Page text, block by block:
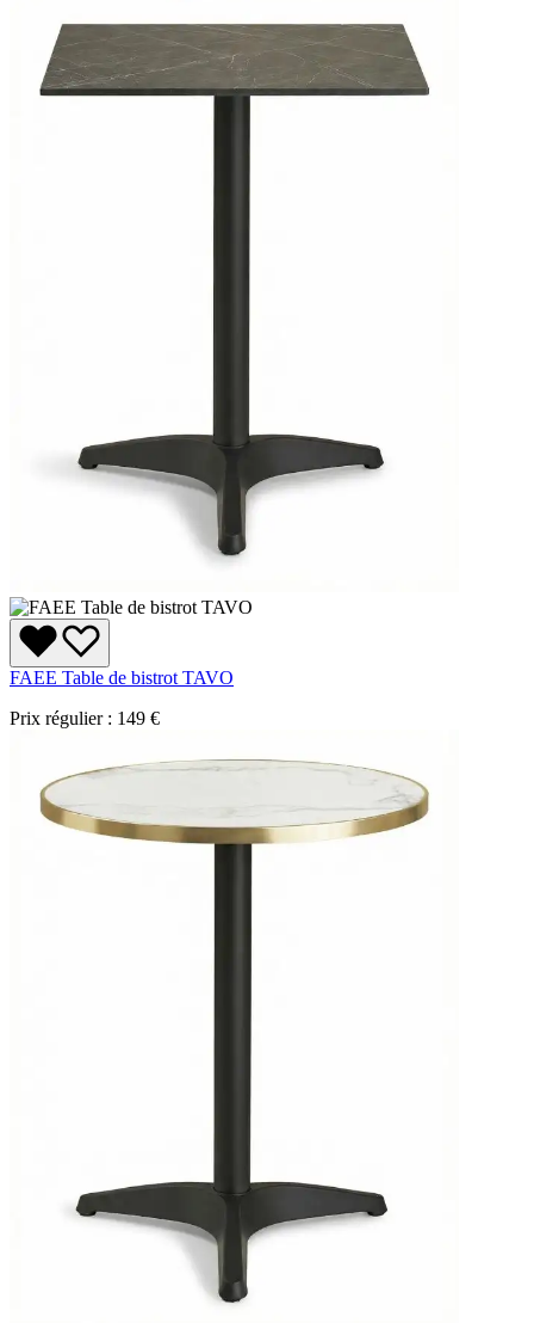
FAEE Table de bistrot TAVO
Prix régulier : 149 €